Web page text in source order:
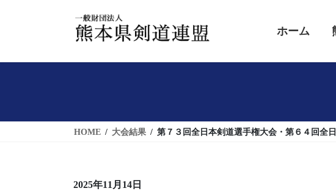
キ
に
ホーム
HOME 大会結果 第７３回全日本剣道選手権大会・第６４回全
2025年11月14日